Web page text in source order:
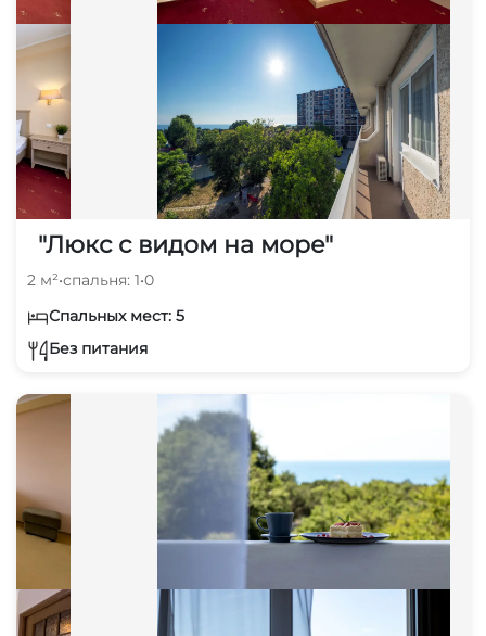
"Люкс с видом на море"
2 м²•спальня: 1•0
Спальных мест: 5
Без питания